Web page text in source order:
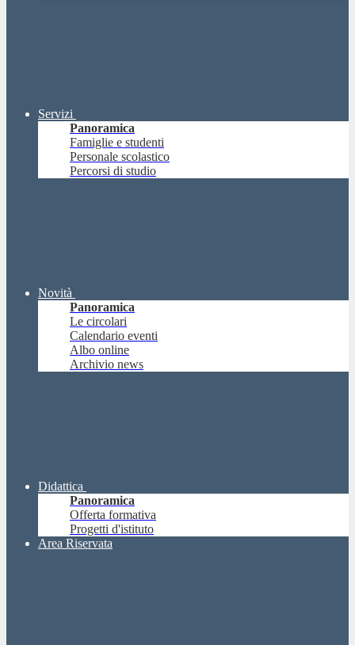
Servizi
Panoramica
Famiglie e studenti
Personale scolastico
Percorsi di studio
Novità
Panoramica
Le circolari
Calendario eventi
Albo online
Archivio news
Didattica
Panoramica
Offerta formativa
Progetti d'istituto
Area Riservata